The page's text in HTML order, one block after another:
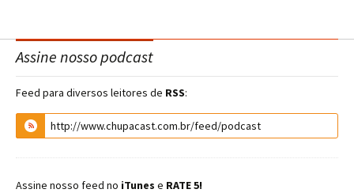
Assine nosso podcast
Feed para diversos leitores de RSS:
Assine nosso feed no iTunes e RATE 5!